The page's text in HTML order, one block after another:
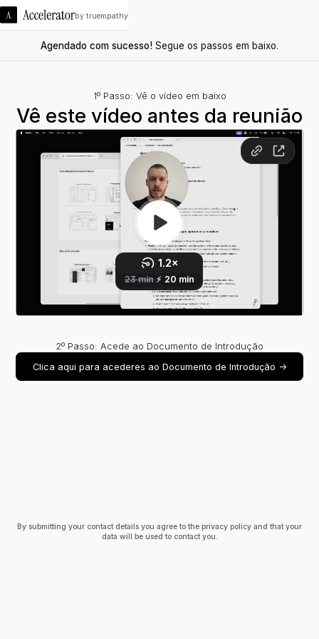
by truempathy
Agendado com sucesso! Segue os passos em baixo.
1º Passo: Vê o vídeo em baixo
Vê este vídeo antes da reunião
2º Passo: Acede ao Documento de Introdução
Clica aqui para acederes ao Documento de Introdução ->
By submitting your contact details you agree to the privacy policy and that your
data will be used to contact you.